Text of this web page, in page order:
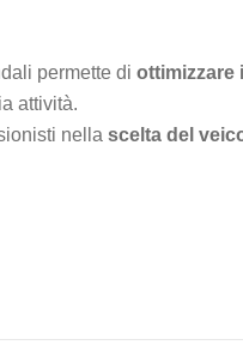
permette di ottimizzare
attività.
nella scelta del